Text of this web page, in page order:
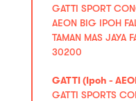
GATTI SPORT
AEON BIG IPOH
TAMAN MAS JAYA
30200
GATTI (Ipoh -
GATTI SPORTS